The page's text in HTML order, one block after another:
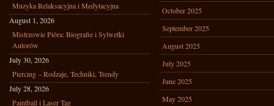
Muzyka Relaksacyjna i Medytacyjna
August 1, 2026
Mistrzowie Pióra: Biografie i Sylwetki
Autorów
July 30, 2026
Piercing – Rodzaje, Techniki, Trendy
July 28, 2026
Paintball i Laser Tag
October 2025
September 2025
August 2025
July 2025
June 2025
May 2025